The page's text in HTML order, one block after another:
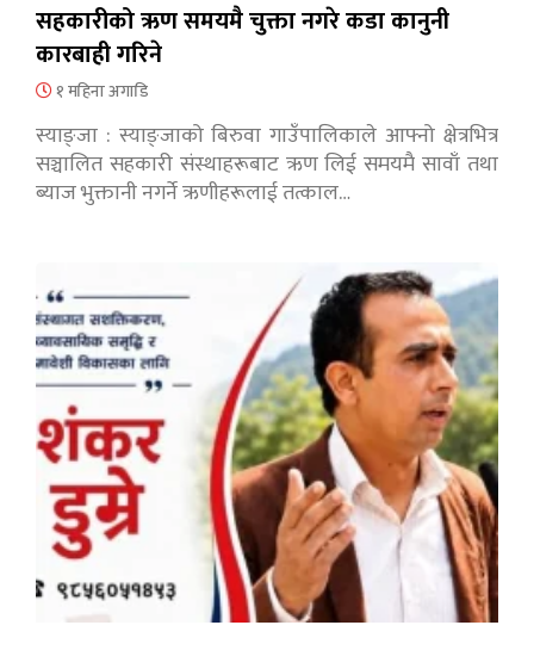
सहकारीको ऋण समयमै चुक्ता नगरे कडा कानुनी
कारबाही गरिने
१ महिना अगाडि
स्याङ्जा : स्याङ्जाको बिरुवा गाउँपालिकाले आफ्नो क्षेत्रभित्र
सञ्चालित सहकारी संस्थाहरूबाट ऋण लिई समयमै सावाँ तथा
ब्याज भुक्तानी नगर्ने ऋणीहरूलाई तत्काल…